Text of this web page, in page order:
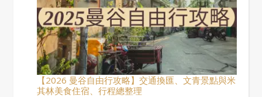
【2026 曼谷自由行攻略】交通換匯、文青景點與米
其林美食住宿、行程總整理